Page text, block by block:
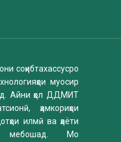
соҳибтахассусро
муосир
Айни ҳол ДДМИТ
ҳамкориҳои
илмӣ ва ҳаёти
мебошад. Мо